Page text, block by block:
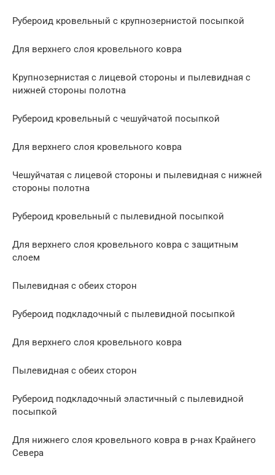
Рубероид кровельный с крупнозернистой посыпкой
Для верхнего слоя кровельного ковра
Крупнозернистая с лицевой стороны и пылевидная с
нижней стороны полотна
Рубероид кровельный с чешуйчатой посыпкой
Для верхнего слоя кровельного ковра
Чешуйчатая с лицевой стороны и пылевидная с нижней
стороны полотна
Рубероид кровельный с пылевидной посыпкой
Для верхнего слоя кровельного ковра с защитным
слоем
Пылевидная с обеих сторон
Рубероид подкладочный с пылевидной посыпкой
Для верхнего слоя кровельного ковра
Пылевидная с обеих сторон
Рубероид подкладочный эластичный с пылевидной
посыпкой
Для нижнего слоя кровельного ковра в р-нах Крайнего
Севера